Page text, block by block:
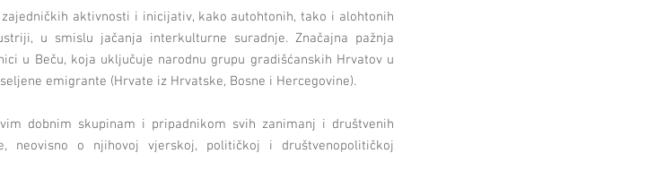
aktivnosti i inicijativ, kako autohtonih, tako i alohtonih
u smislu jačanja interkulturne suradnje. Značajna pažnja
u Beču, koja uključuje narodnu grupu gradišćanskih Hrvatov u
emigrante (Hrvate iz Hrvatske, Bosne i Hercegovine).
dobnim skupinam i pripadnikom svih zanimanj i društvenih
neovisno o njihovoj vjerskoj, političkoj i društvenopolitičkoj